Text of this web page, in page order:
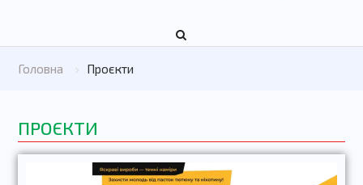
Головна Проєкти
ПРОЄКТИ